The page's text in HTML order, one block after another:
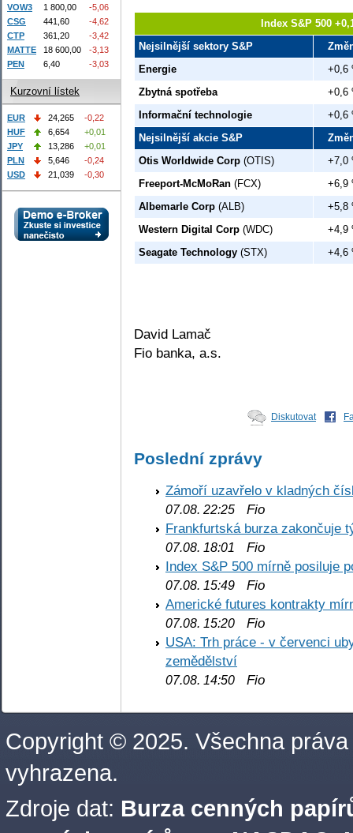
Index S&P 500
Nejsilnější sektory S&P
Energie
+0,6
Zbytná spotřeba
+0,6
Informační technologie
+0,6
Nejsilnější akcie S&P
Otis Worldwide Corp (OTIS)
+7,0
Freeport-McMoRan (FCX)
+6,9
Albemarle Corp (ALB)
+5,8
Western Digital Corp (WDC)
+4,9
Seagate Technology (STX) +4,6
David Lamač
Fio banka, a.s.
Diskutovat
Poslední zprávy
Zámoří uzavřelo v kladných
07.08. 22:25 Fio
Frankfurtská burza zakončuje
07.08. 18:01
Fio
Index S&P 500 mírně posiluje
07.08. 15:49 Fio
Americké futures kontrakty
07.08. 15:20 Fio
USA: Trh práce - v červenci
zemědělství
07.08. 14:50 Fio
VOW3 1 800,00
-5,06
CSG
441,60
-4,62
CTP
361,20
-3,42
MATTE
18 600,00
-3,13
PEN
6,40 -3,03
Kurzovní lístek
EUR 24,265
-0,22
HUF
6,654
+0,01
JPY
13,286
+0,01
PLN
5,646
-0,24
USD
21,039 -0,30
Copyright © 2025. Všechna práva
vyhrazena.
Zdroje dat: Burza cenných